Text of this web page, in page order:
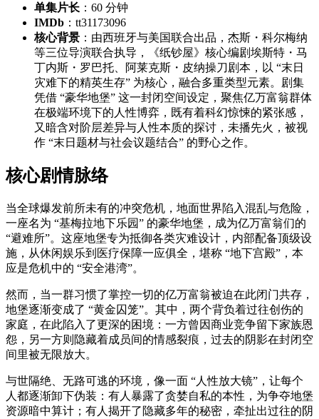
单集片长 ：60 分钟
IMDb ：tt31173096
核心背景 ：由西班牙与美国联合出品，杰斯・科尔梅纳
等三位导演联合执导，《纸钞屋》核心编剧埃斯特・马
丁内斯・罗巴托、阿莱克斯・皮纳操刀剧本，以 “末日
灾难下的精英生存” 为核心，融合多重类型元素。剧集
凭借 “豪华地堡” 这一封闭空间设定，聚焦亿万富翁群体
在极端环境下的人性博弈，既有着科幻惊悚的紧张感，
又暗含对阶层差异与人性本质的探讨，未播先火，被视
作 “末日题材与社会议题结合” 的野心之作。
核心剧情脉络
当全球爆发前所未有的冲突危机，地面世界陷入混乱与危险，
一座名为 “基梅拉地下乐园” 的豪华地堡，成为亿万富翁们的
“避难所”。这座地堡专为抵御各类灾难设计，内部配备顶级设
施，从休闲娱乐到医疗保障一应俱全，堪称 “地下宫殿”，本
应是危机中的 “安全港湾”。
然而，当一群习惯了掌控一切的亿万富翁被迫在此闭门共存，
地堡逐渐变成了 “黄金囚笼”。其中，两个背负着过往创伤的
家庭，在此陷入了更深的困境：一方曾因商业竞争留下家族恩
怨，另一方则隐藏着成员间的情感裂痕，过去的阴影在封闭空
间里被无限放大。
与世隔绝、无路可逃的环境，像一面 “人性放大镜”，让每个
人都逐渐卸下伪装：有人暴露了贪婪自私的本性，为争夺地堡
资源暗中算计；有人揭开了隐藏多年的秘密，牵扯出过往的阴